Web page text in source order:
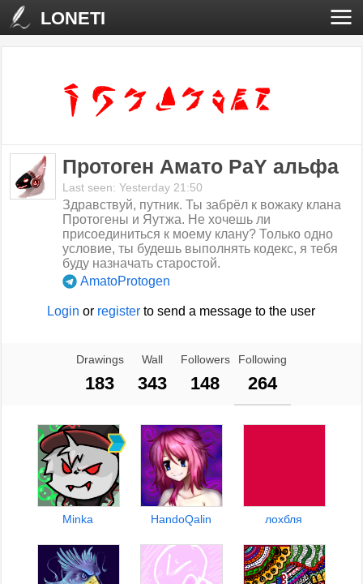
LONETI
Протоген Амато РаY альфа
Last seen: Yesterday 21:50
Здравствуй, путник. Ты забрёл к вожаку клана
Протогены и Яутжа. Не хочешь ли
присоединиться к моему клану? Только одно
условие, ты будешь выполнять кодекс, я тебя
буду назначать старостой.
AmatoProtogen
Login or register to send a message to the user
Drawings
183
Wall
343
Followers
148
Following
264
Minka HandoQalin лохбля